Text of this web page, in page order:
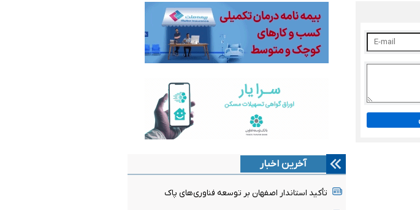
آخرین اخبار
تأکید استاندار اصفهان بر توسعه فناوری‌های پاک